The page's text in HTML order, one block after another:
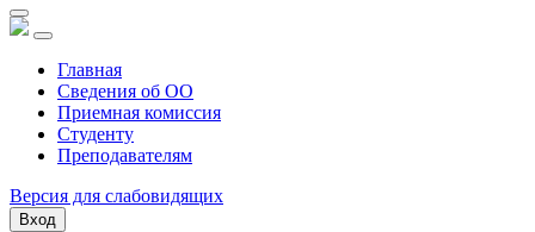
Главная
Сведения об ОО
Приемная комиссия
Студенту
Преподавателям
Версия для слабовидящих
Вход